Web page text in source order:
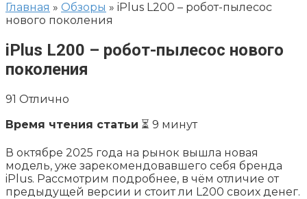
Главная » Обзоры » iPlus L200 – робот-пылесос
нового поколения
iPlus L200 – робот-пылесос нового
поколения
91 Отлично
Время чтения статьи ⏳ 9 минут
В октябре 2025 года на рынок вышла новая
модель, уже зарекомендовавшего себя бренда
iPlus. Рассмотрим подробнее, в чём отличие от
предыдущей версии и стоит ли L200 своих денег.